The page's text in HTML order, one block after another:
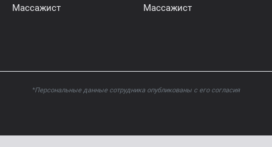
Массажист Массажист
*Персональные данные сотрудника опубликованы с его согласия